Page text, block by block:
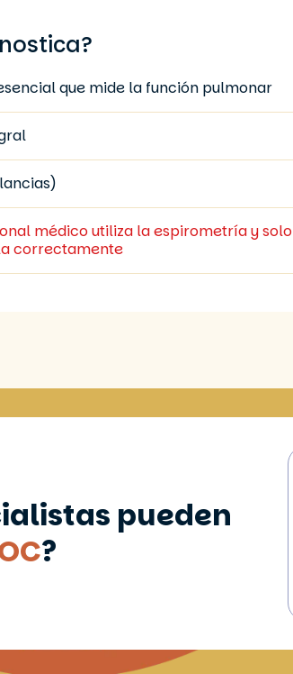
que mide la función pulmonar
médico utiliza la espirometría y solo
correctamente
pueden
?